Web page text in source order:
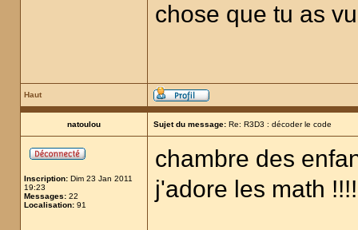
chose que tu as
Haut
natoulou Sujet du message: Re: R3D3 : décoder le code
Inscription: Dim 23 Jan 2011
19:23
Messages: 22
Localisation: 91
chambre des
j'adore les math !!!!